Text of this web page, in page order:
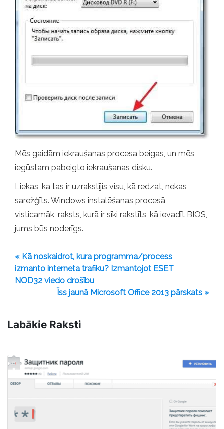
Mēs gaidām iekraušanas procesa beigas, un mēs
iegūstam pabeigto iekraušanas disku.
Liekas, ka tas ir uzrakstījis visu, kā redzat, nekas
sarežģīts. Windows instalēšanas procesā,
visticamāk, raksts, kurā ir sīki rakstīts, kā ievadīt BIOS,
jums būs noderīgs.
« Kā noskaidrot, kura programma/process
izmanto interneta trafiku? Izmantojot ESET
NOD32 viedo drošību
Īss jaunā Microsoft Office 2013 pārskats »
Labākie Raksti